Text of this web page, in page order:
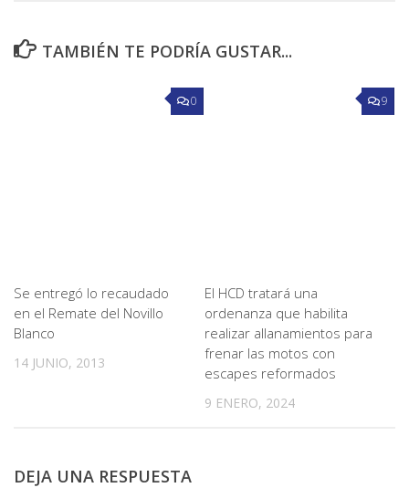
TAMBIÉN TE PODRÍA GUSTAR...
0
Se entregó lo recaudado
en el Remate del Novillo
Blanco
14 JUNIO, 2013
9
El HCD tratará una
ordenanza que habilita
realizar allanamientos para
frenar las motos con
escapes reformados
9 ENERO, 2024
DEJA UNA RESPUESTA